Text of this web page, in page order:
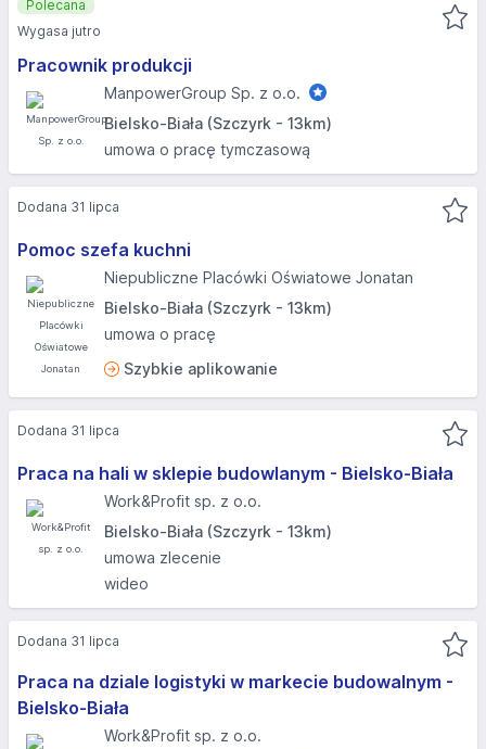
Pracownik produkcji
ManpowerGroup Sp. z o.o.
Bielsko-Biała (Szczyrk - 13km)
umowa o pracę tymczasową
Polecana
Wygasa jutro
Pomoc szefa kuchni
Niepubliczne Placówki Oświatowe Jonatan
Bielsko-Biała (Szczyrk - 13km)
umowa o pracę
Szybkie aplikowanie
Dodana 31 lipca
Praca na hali w sklepie budowlanym - Bielsko-Biała
Work&Profit sp. z o.o.
Bielsko-Biała (Szczyrk - 13km)
umowa zlecenie
wideo
Dodana 31 lipca
Praca na dziale logistyki w markecie budowalnym -
Bielsko-Biała
Work&Profit sp. z o.o.
Dodana 31 lipca